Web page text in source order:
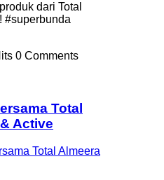
dari Total
#superbunda
0 Comments
Total
Active